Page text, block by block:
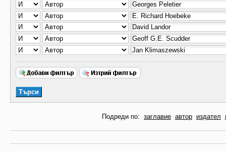
Подреди по: заглавие автор издател